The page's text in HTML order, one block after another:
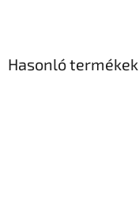
Hasonló termékek